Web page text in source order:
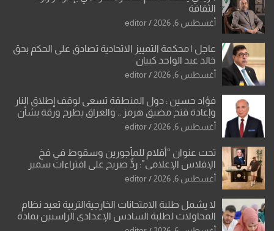
الثقافة
أغسطس 6, 2026 editor
عاجل | محكمة التمييز الاتحادية تصادق على الحكم بحق
خالد عبد الواحد كبيان
أغسطس 6, 2026 editor
فؤاد حسين : دول المنطقة تسعى لوقف إطلاق النار
وإعادة فتح مضيق هرمز .. والعراق يطرح ورقة بشأن
تحولات القدس
أغسطس 6, 2026 editor
تحت عنوان “أقلام للمأجورين وسقوط في فخ
الإفلاس الإعلامي”: ردٌّ صريح على افتراءات سمير
الشكرجي
أغسطس 6, 2026 editor
لا يشمل طلبة الامتحانات الخارجيةالتربية تعيد نظام
المحاولات لطلبة السادس الإعدادي الراسبين بمادة
أو مادتين